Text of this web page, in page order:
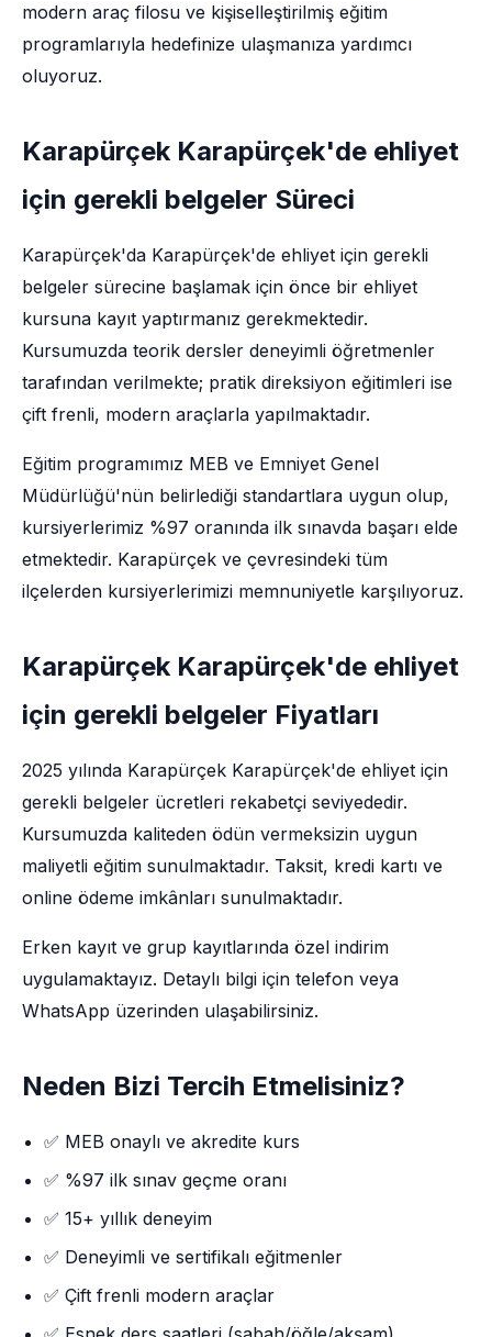
modern araç filosu ve kişiselleştirilmiş eğitim
programlarıyla hedefinize ulaşmanıza yardımcı
oluyoruz.
Karapürçek Karapürçek'de ehliyet
için gerekli belgeler Süreci
Karapürçek'da Karapürçek'de ehliyet için gerekli
belgeler sürecine başlamak için önce bir ehliyet
kursuna kayıt yaptırmanız gerekmektedir.
Kursumuzda teorik dersler deneyimli öğretmenler
tarafından verilmekte; pratik direksiyon eğitimleri ise
çift frenli, modern araçlarla yapılmaktadır.
Eğitim programımız MEB ve Emniyet Genel
Müdürlüğü'nün belirlediği standartlara uygun olup,
kursiyerlerimiz %97 oranında ilk sınavda başarı elde
etmektedir. Karapürçek ve çevresindeki tüm
ilçelerden kursiyerlerimizi memnuniyetle karşılıyoruz.
Karapürçek Karapürçek'de ehliyet
için gerekli belgeler Fiyatları
2025 yılında Karapürçek Karapürçek'de ehliyet için
gerekli belgeler ücretleri rekabetçi seviyededir.
Kursumuzda kaliteden ödün vermeksizin uygun
maliyetli eğitim sunulmaktadır. Taksit, kredi kartı ve
online ödeme imkânları sunulmaktadır.
Erken kayıt ve grup kayıtlarında özel indirim
uygulamaktayız. Detaylı bilgi için telefon veya
WhatsApp üzerinden ulaşabilirsiniz.
Neden Bizi Tercih Etmelisiniz?
✅ MEB onaylı ve akredite kurs
✅ %97 ilk sınav geçme oranı
✅ 15+ yıllık deneyim
✅ Deneyimli ve sertifikalı eğitmenler
✅ Çift frenli modern araçlar